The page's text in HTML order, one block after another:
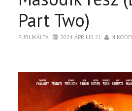
Part Two)
PUBLIKÁLTA 2024. ÁPRILIS 21.